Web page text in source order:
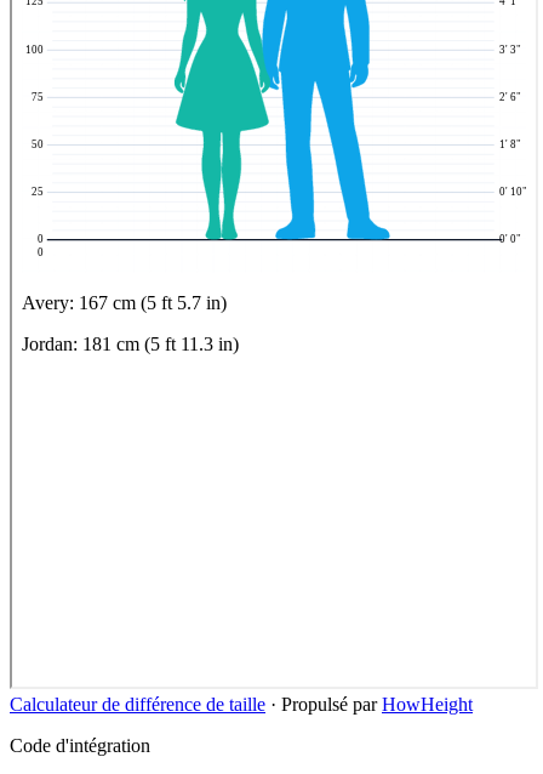
Calculateur de différence de taille · Propulsé par HowHeight
Code d'intégration